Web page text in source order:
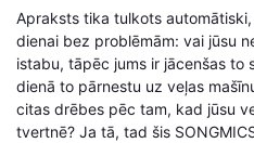
Apraksts tika tulkots
dienai bez problēmām: vai jūsu
istabu, tāpēc jums ir jācenšas to
dienā to pārnestu uz veļas
citas drēbes pēc tam, kad jūsu
tvertnē? Ja tā, tad šis